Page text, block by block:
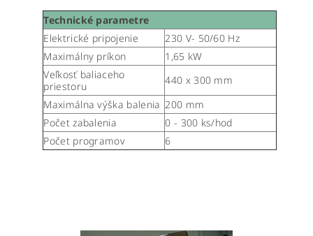
Technické parametre
Elektrické pripojenie
230 V- 50/60 Hz
Maximálny príkon
1,65 kW
Veľkosť baliaceho
priestoru
440 x 300 mm
Maximálna výška balenia 200 mm
Počet zabalenia
0 - 300 ks/hod
Počet programov
6